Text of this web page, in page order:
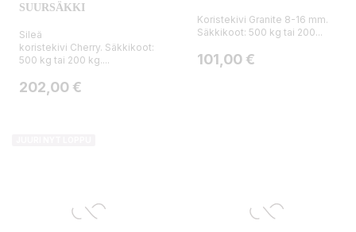
SUURSÄKKI
Sileä
koristekivi Cherry. Säkkikoot:
500 kg tai 200 kg....
Hinta
202,00 €
Koristekivi Granite 8-16 mm.
Säkkikoot: 500 kg tai 200...
Hinta
101,00 €